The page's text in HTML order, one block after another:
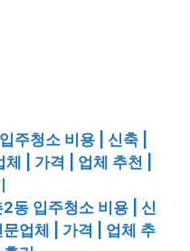
주청소 비용 | 신축 |
| 가격 | 업체 추천 |
동 입주청소 비용 | 신
업체 | 가격 | 업체 추